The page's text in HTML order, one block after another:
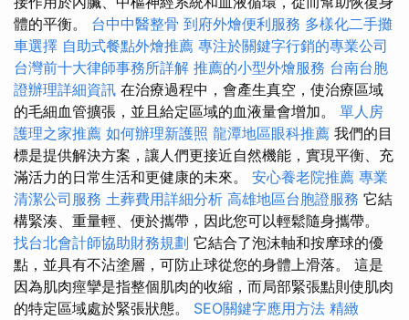
體的平衡。 台中中醫整骨 到府外燴便利服務 多樣化二手攤
車選擇 自助式餐點外燴推薦 專注於關鍵字行銷的專業公司
台灣前十大律師事務所詳解 推薦的小型外燴服務 台南台胞
證辦理詳細資訊 在治療過程中，會產生真空，使治療區域
的毛細血管擴張，並且給定區域的血液量會增加。 單人房
護理之家推薦 如何辦理新護照 龍潭地區眼科推薦 我們的目
標是提供解決方案，讓人們更接近自然機能，實現平衡、充
滿活力的日常生活和更健康的未來。 安心養老院推薦 專業
清潔公司服務 土葬費用詳細分析 高雄地區台胞證服務 它結
構緊湊、重量輕、便於攜帶，因此您可以輕鬆隨身攜帶。
找台北會計師協助財務規劃 它結合了泡沫軸和按摩球的優
點，並具有不沾塗層，可防止球從您的身體上滑落。 這是
因為肌肉痙攣是指整個肌肉的收縮，而局部緊張點則使肌肉
的特定區域處於緊張狀態。 SEO關鍵字應用方法 精緻